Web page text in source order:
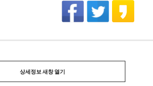
상세정보 새창 열기